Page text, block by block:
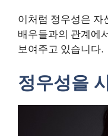
이처럼 정우성은 자
배우들과의 관계에
보여주고 있습니다.
정우성을